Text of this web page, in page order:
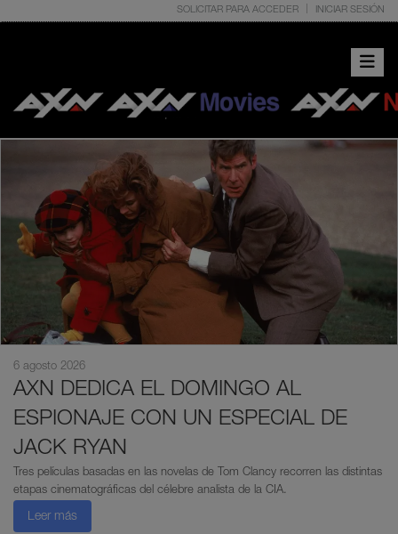
SOLICITAR PARA ACCEDER INICIAR SESIÓN
Toggle
6 agosto 2026
AXN DEDICA EL DOMINGO AL
ESPIONAJE CON UN ESPECIAL DE
JACK RYAN
Tres películas basadas en las novelas de Tom Clancy recorren las distintas
etapas cinematográficas del célebre analista de la CIA.
Leer más